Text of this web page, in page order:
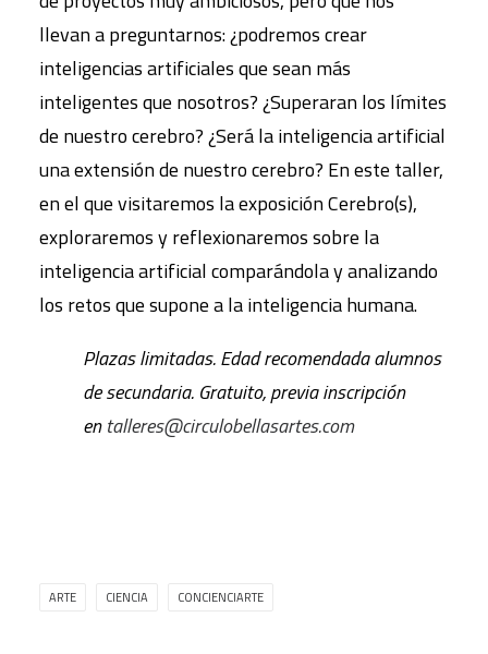
llevan a preguntarnos: ¿podremos crear
inteligencias artificiales que sean más
inteligentes que nosotros? ¿Superaran los límites
de nuestro cerebro? ¿Será la inteligencia artificial
una extensión de nuestro cerebro? En este taller,
en el que visitaremos la exposición Cerebro(s),
exploraremos y reflexionaremos sobre la
inteligencia artificial comparándola y analizando
los retos que supone a la inteligencia humana.
Plazas limitadas. Edad recomendada alumnos
de secundaria. Gratuito, previa inscripción
entalleres@circulobellasartes.com
ARTE CIENCIA CONCIENCIARTE